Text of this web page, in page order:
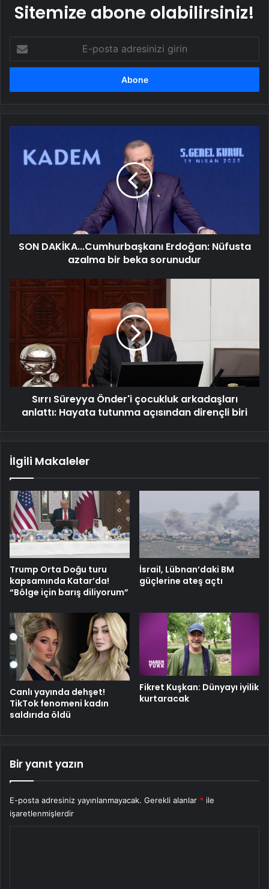
Sitemize abone olabilirsiniz!
posta
adresinizi
Erdoğan:
SON DAKİKA...Cumhurbaşkanı Erdoğan: Nüfusta
azalma bir beka sorunudur
Sırrı
Süreyya
Önder'i
çocukluk
arkadaşları
anlattı:
Hayata
tutunma
açısından
dirençliSırrı Süreyya Önder'i çocukluk arkadaşları
anlattı: Hayata tutunma açısından dirençli biri
İlgili Makaleler
Trump Orta Doğu turu
kapsamında Katar’da!
“Bölge için barış diliyorum”
İsrail, Lübnan’daki BM
güçlerine ateş açtı
Canlı yayında dehşet!
TikTok fenomeni kadın
saldırıda öldü
Fikret Kuşkan: Dünyayı iyilik
kurtaracak
Bir yanıt yazın
E-posta adresiniz yayınlanmayacak. Gerekli alanlar * ile
işaretlenmişlerdir